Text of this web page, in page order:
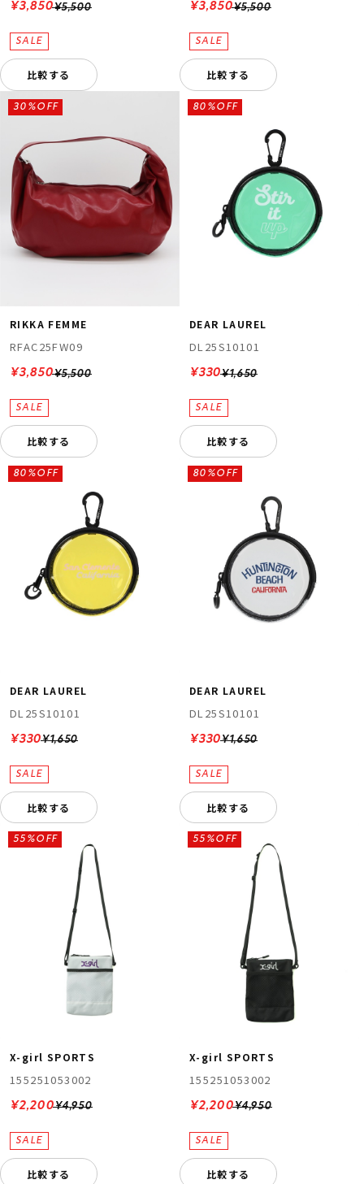
¥5,500
¥3,850
比較する
¥5,500
¥3,850
比較する
RIKKA FEMME
RFAC25FW09
¥5,500
30%OFF
¥3,850
比較する
DEAR LAUREL
DL25S10101
¥1,650
80%OFF
¥330
比較する
DEAR LAUREL
DL25S10101
¥1,650
80%OFF
¥330
比較する
DEAR LAUREL
DL25S10101
¥1,650
80%OFF
¥330
比較する
X-girl SPORTS
155251053002
¥4,950
55%OFF
¥2,200
比較する
X-girl SPORTS
155251053002
¥4,950
55%OFF
¥2,200
比較する